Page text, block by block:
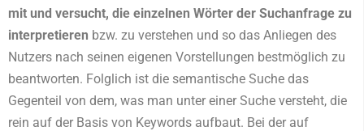
mit und versucht, die einzelnen Wörter der Suchanfrage zu
interpretieren bzw. zu verstehen und so das Anliegen des
Nutzers nach seinen eigenen Vorstellungen bestmöglich zu
beantworten. Folglich ist die semantische Suche das
Gegenteil von dem, was man unter einer Suche versteht, die
rein auf der Basis von Keywords aufbaut. Bei der auf